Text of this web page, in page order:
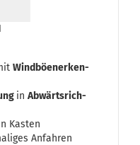
Wind­bö­en­er­ken­
in Ab­wärts­rich­
Kas­ten
An­fah­ren